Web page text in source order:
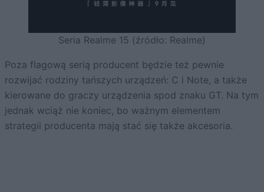
Seria Realme 15 (źródło: Realme)
Poza flagową serią producent będzie też pewnie
rozwijać rodziny tańszych urządzeń: C i Note, a także
kierowane do graczy urządzenia spod znaku GT. Na tym
jednak wciąż nie koniec, bo ważnym elementem
strategii producenta mają stać się także akcesoria.